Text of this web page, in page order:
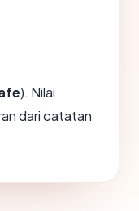
). Nilai
dari catatan